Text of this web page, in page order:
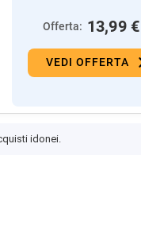
Offerta: 13,99 €
VEDI OFFERTA
idonei.